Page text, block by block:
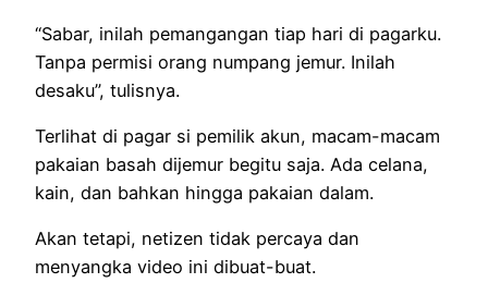
“Sabar, inilah pemangangan tiap hari di pagarku.
Tanpa permisi orang numpang jemur. Inilah
desaku”, tulisnya.
Terlihat di pagar si pemilik akun, macam-macam
pakaian basah dijemur begitu saja. Ada celana,
kain, dan bahkan hingga pakaian dalam.
Akan tetapi, netizen tidak percaya dan
menyangka video ini dibuat-buat.